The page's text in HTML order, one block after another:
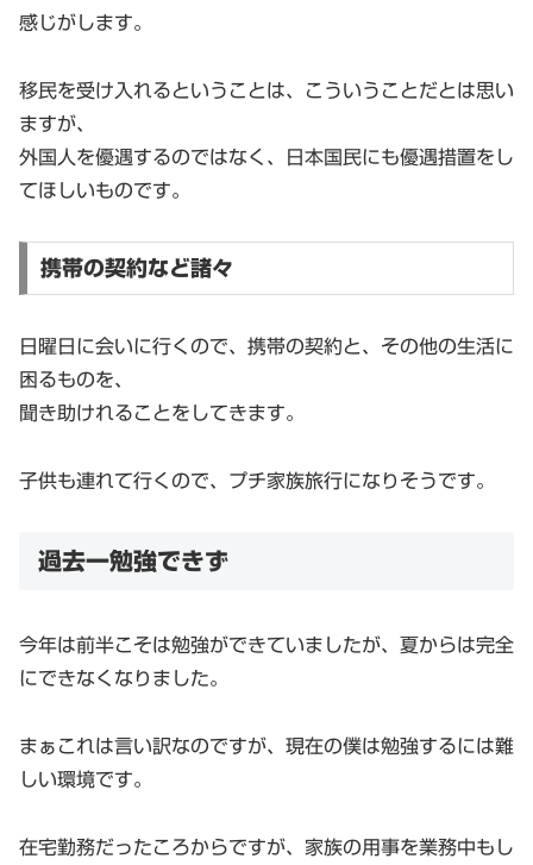
感じがします。
移民を受け入れるということは、こういうことだとは思い
ますが、
外国人を優遇するのではなく、日本国民にも優遇措置をし
てほしいものです。
携帯の契約など諸々
日曜日に会いに行くので、携帯の契約と、その他の生活に
困るものを、
聞き助けれることをしてきます。
子供も連れて行くので、プチ家族旅行になりそうです。
過去一勉強できず
今年は前半こそは勉強ができていましたが、夏からは完全
にできなくなりました。
まぁこれは言い訳なのですが、現在の僕は勉強するには難
しい環境です。
在宅勤務だったころからですが、家族の用事を業務中もし